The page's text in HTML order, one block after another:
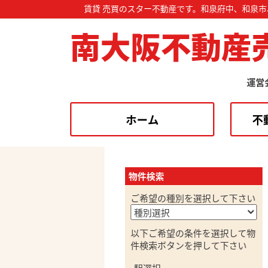
賃貸 売買のスター不動産です。和泉府中、和泉
南大阪不動産
運営
ホーム 不
物件検索
ご希望の種別を選択して下さい
以下ご希望の条件を選択して物
件検索ボタンを押して下さい